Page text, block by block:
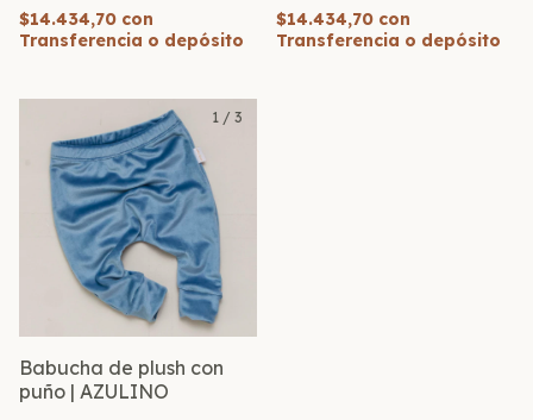
$14.434,70 con
Transferencia o depósito
$14.434,70 con
Transferencia o depósito
1 / 3
Babucha de plush con
puño | AZULINO